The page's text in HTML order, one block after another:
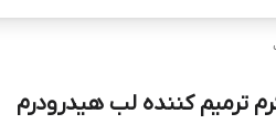
ترمیم کننده لب هیدرودرم